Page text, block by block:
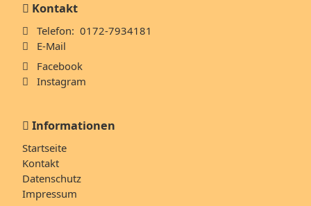
Kontakt
Telefon: 0172-7934181
E-Mail
Facebook
Instagram
Informationen
Navigation
überspringen
Startseite
Kontakt
Datenschutz
Impressum